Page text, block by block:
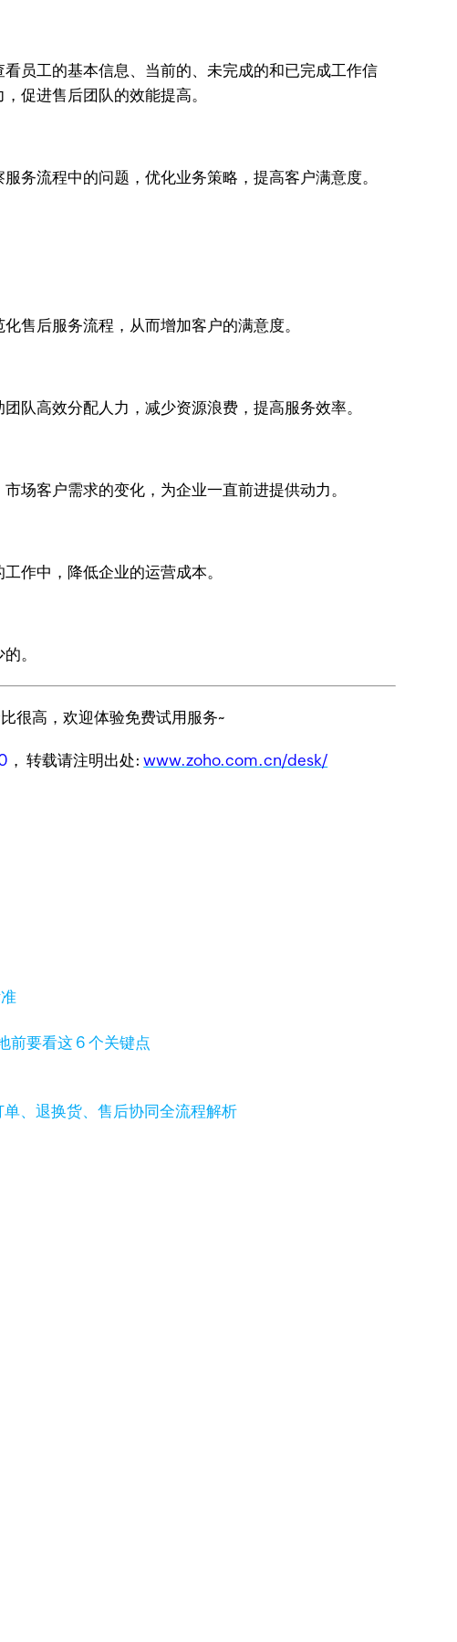
员工的基本信息、当前的、未完成的和已完成工作信
促进售后团队的效能提高。
务流程中的问题，优化业务策略，提高客户满意度。
售后服务流程，从而增加客户的满意度。
队高效分配人力，减少资源浪费，提高服务效率。
场客户需求的变化，为企业一直前进提供动力。
作中，降低企业的运营成本。
。
很高，欢迎体验免费试用服务~
， 转载请注明出处:www.zoho.com.cn/desk/
前要看这 6 个关键点
、退换货、售后协同全流程解析